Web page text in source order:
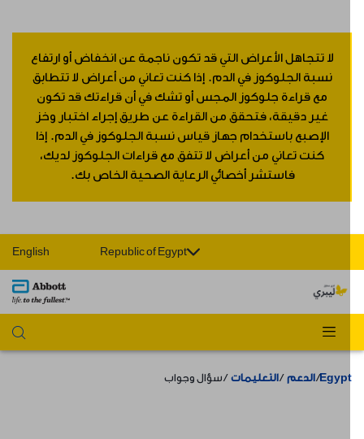
لا تتجاهل الأعراض التي قد تكون ناجمة عن انخفاض أو ارتفاع
نسبة الجلوكوز في الدم. إذا كنت تعاني من أعراض لا تتطابق
مع قراءة جلوكوز المجس أو تشك في أن قراءتك قد تكون
غير دقيقة، فتحقق من القراءة عن طريق إجراء اختبار وخز
الإصبع باستخدام جهاز قياس نسبة الجلوكوز في الدم. إذا
كنت تعاني من أعراض لا تتفق مع قراءات الجلوكوز لديك،
فاستشر أخصائي الرعاية الصحية الخاص بك.
Republic of Egypt
English
الدعم التعليمات سؤال وجواب